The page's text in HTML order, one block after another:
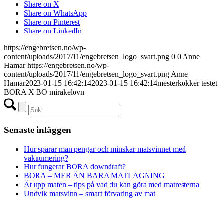
Share on X
Share on WhatsApp
Share on Pinterest
Share on LinkedIn
https://engebretsen.no/wp-
content/uploads/2017/11/engebretsen_logo_svart.png 0 0 Anne
Hamar https://engebretsen.no/wp-
content/uploads/2017/11/engebretsen_logo_svart.png Anne
Hamar2023-01-15 16:42:142023-01-15 16:42:14mesterkokker testet
BORA X BO mirakelovn
Senaste inläggen
Hur sparar man pengar och minskar matsvinnet med
vakuumering?
Hur fungerar BORA downdraft?
BORA – MER ÄN BARA MATLAGNING
Ät upp maten – tips på vad du kan göra med matresterna
Undvik matsvinn – smart förvaring av mat